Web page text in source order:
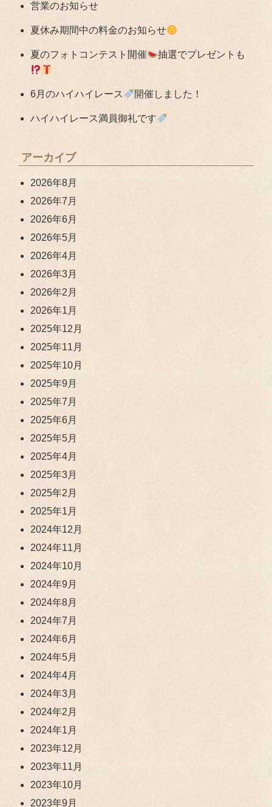
営業のお知らせ
夏休み期間中の料金のお知らせ
夏のフォトコンテスト開催 抽選でプレゼントも
6月のハイハイレース 開催しました！
ハイハイレース満員御礼です
アーカイブ
2026年8月
2026年7月
2026年6月
2026年5月
2026年4月
2026年3月
2026年2月
2026年1月
2025年12月
2025年11月
2025年10月
2025年9月
2025年7月
2025年6月
2025年5月
2025年4月
2025年3月
2025年2月
2025年1月
2024年12月
2024年11月
2024年10月
2024年9月
2024年8月
2024年7月
2024年6月
2024年5月
2024年4月
2024年3月
2024年2月
2024年1月
2023年12月
2023年11月
2023年10月
2023年9月